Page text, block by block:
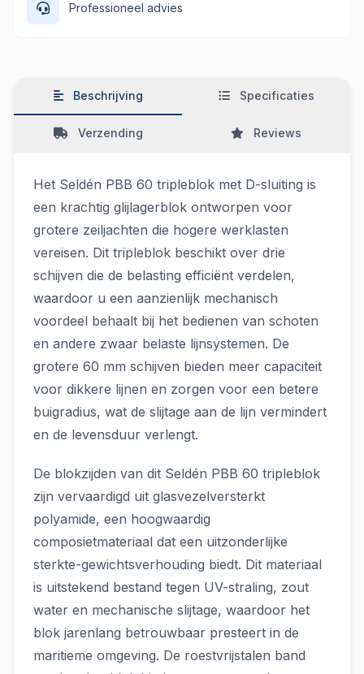
Professioneel advies
Beschrijving Specificaties
Verzending Reviews
Het Seldén PBB 60 tripleblok met D-sluiting is
een krachtig glijlagerblok ontworpen voor
grotere zeiljachten die hogere werklasten
vereisen. Dit tripleblok beschikt over drie
schijven die de belasting efficiënt verdelen,
waardoor u een aanzienlijk mechanisch
voordeel behaalt bij het bedienen van schoten
en andere zwaar belaste lijnsystemen. De
grotere 60 mm schijven bieden meer capaciteit
voor dikkere lijnen en zorgen voor een betere
buigradius, wat de slijtage aan de lijn vermindert
en de levensduur verlengt.
De blokzijden van dit Seldén PBB 60 tripleblok
zijn vervaardigd uit glasvezelversterkt
polyamide, een hoogwaardig
composietmateriaal dat een uitzonderlijke
sterkte-gewichtsverhouding biedt. Dit materiaal
is uitstekend bestand tegen UV-straling, zout
water en mechanische slijtage, waardoor het
blok jarenlang betrouwbaar presteert in de
maritieme omgeving. De roestvrijstalen band